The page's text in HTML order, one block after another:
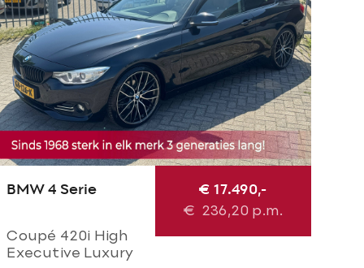
BMW 4 Serie
Coupé 420i High
Executive Luxury
€ 17.490,-
€ 236,20 p.m.